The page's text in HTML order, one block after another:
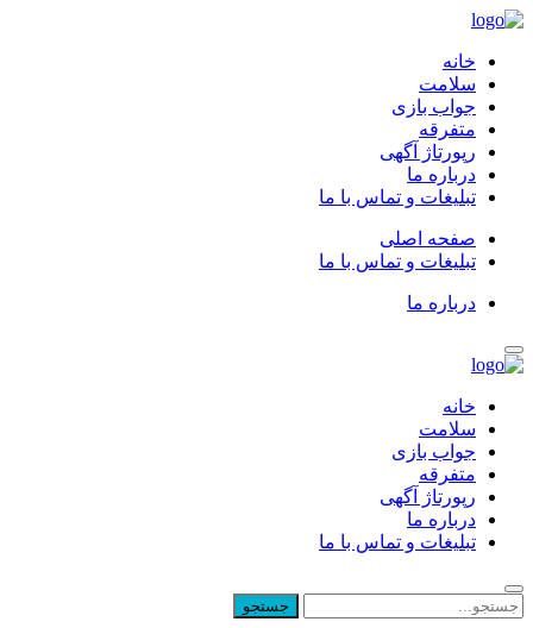
خانه
سلامت
جواب بازی
متفرقه
رپورتاژ آگهی
درباره ما
تبلیغات و تماس با ما
صفحه اصلی
تبلیغات و تماس با ما
درباره ما
خانه
سلامت
جواب بازی
متفرقه
رپورتاژ آگهی
درباره ما
تبلیغات و تماس با ما